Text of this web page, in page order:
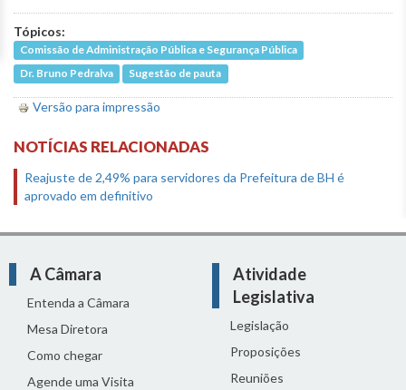
Tópicos:
Comissão de Administração Pública e Segurança Pública
Dr. Bruno Pedralva
Sugestão de pauta
Versão para impressão
NOTÍCIAS RELACIONADAS
Reajuste de 2,49% para servidores da Prefeitura de BH é
aprovado em definitivo
A Câmara
Entenda a Câmara
Mesa Diretora
Como chegar
Agende uma Visita
Atividade
Legislativa
Legislação
Proposições
Reuniões